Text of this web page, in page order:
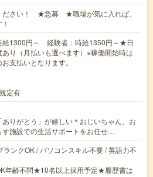
ださい！ ★急募 ★職場が気に入れば、
給1300円～ 経験者：時給1350円～★日
り（月払いも選べます）※稼働開始時は
支払いとなります。
定有
ありがとう」が嬉しい＊おじいちゃん、お
す施設での生活サポートをお任せ…
ランクOK / パソコンスキル不要 / 英語力不
年齢不問★10名以上採用予定★履歴書は